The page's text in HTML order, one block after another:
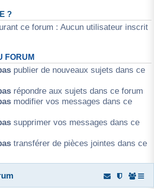
?
ce forum : Aucun utilisateur inscrit
FORUM
publier de nouveaux sujets dans ce
répondre aux sujets dans ce forum
modifier vos messages dans ce
supprimer vos messages dans ce
transférer de pièces jointes dans ce